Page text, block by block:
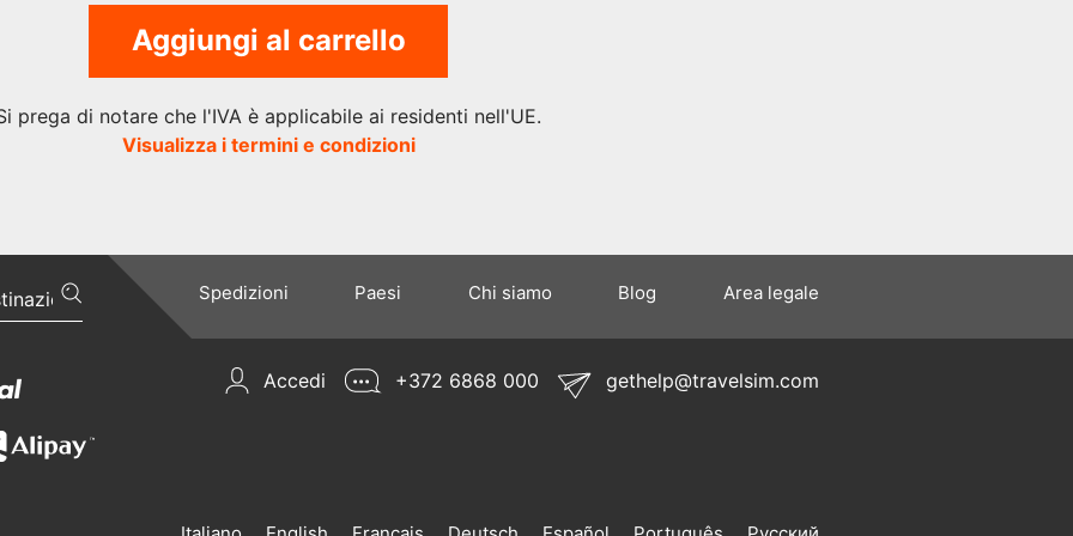
Aggiungi al carrello
prega di notare che l'IVA è applicabile ai residenti nell'UE.
Visualizza i termini e condizioni
Spedizioni Paesi Chi siamo Blog Area legale
Accedi +372 6868 000 gethelp@travelsim.com